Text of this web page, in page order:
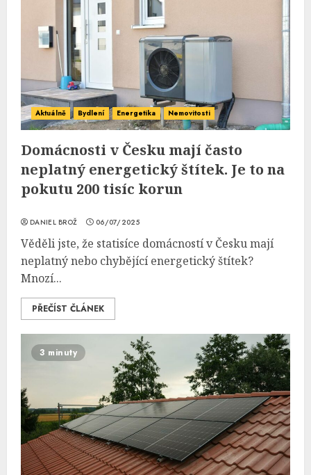
Aktuálně Bydlení Energetika Nemovitosti
Domácnosti v Česku mají často
neplatný energetický štítek. Je to na
pokutu 200 tisíc korun
DANIEL BROŽ 06/07/2025
Věděli jste, že statisíce domácností v Česku mají
neplatný nebo chybějící energetický štítek?
Mnozí...
PŘEČÍST ČLÁNEK
3 minuty